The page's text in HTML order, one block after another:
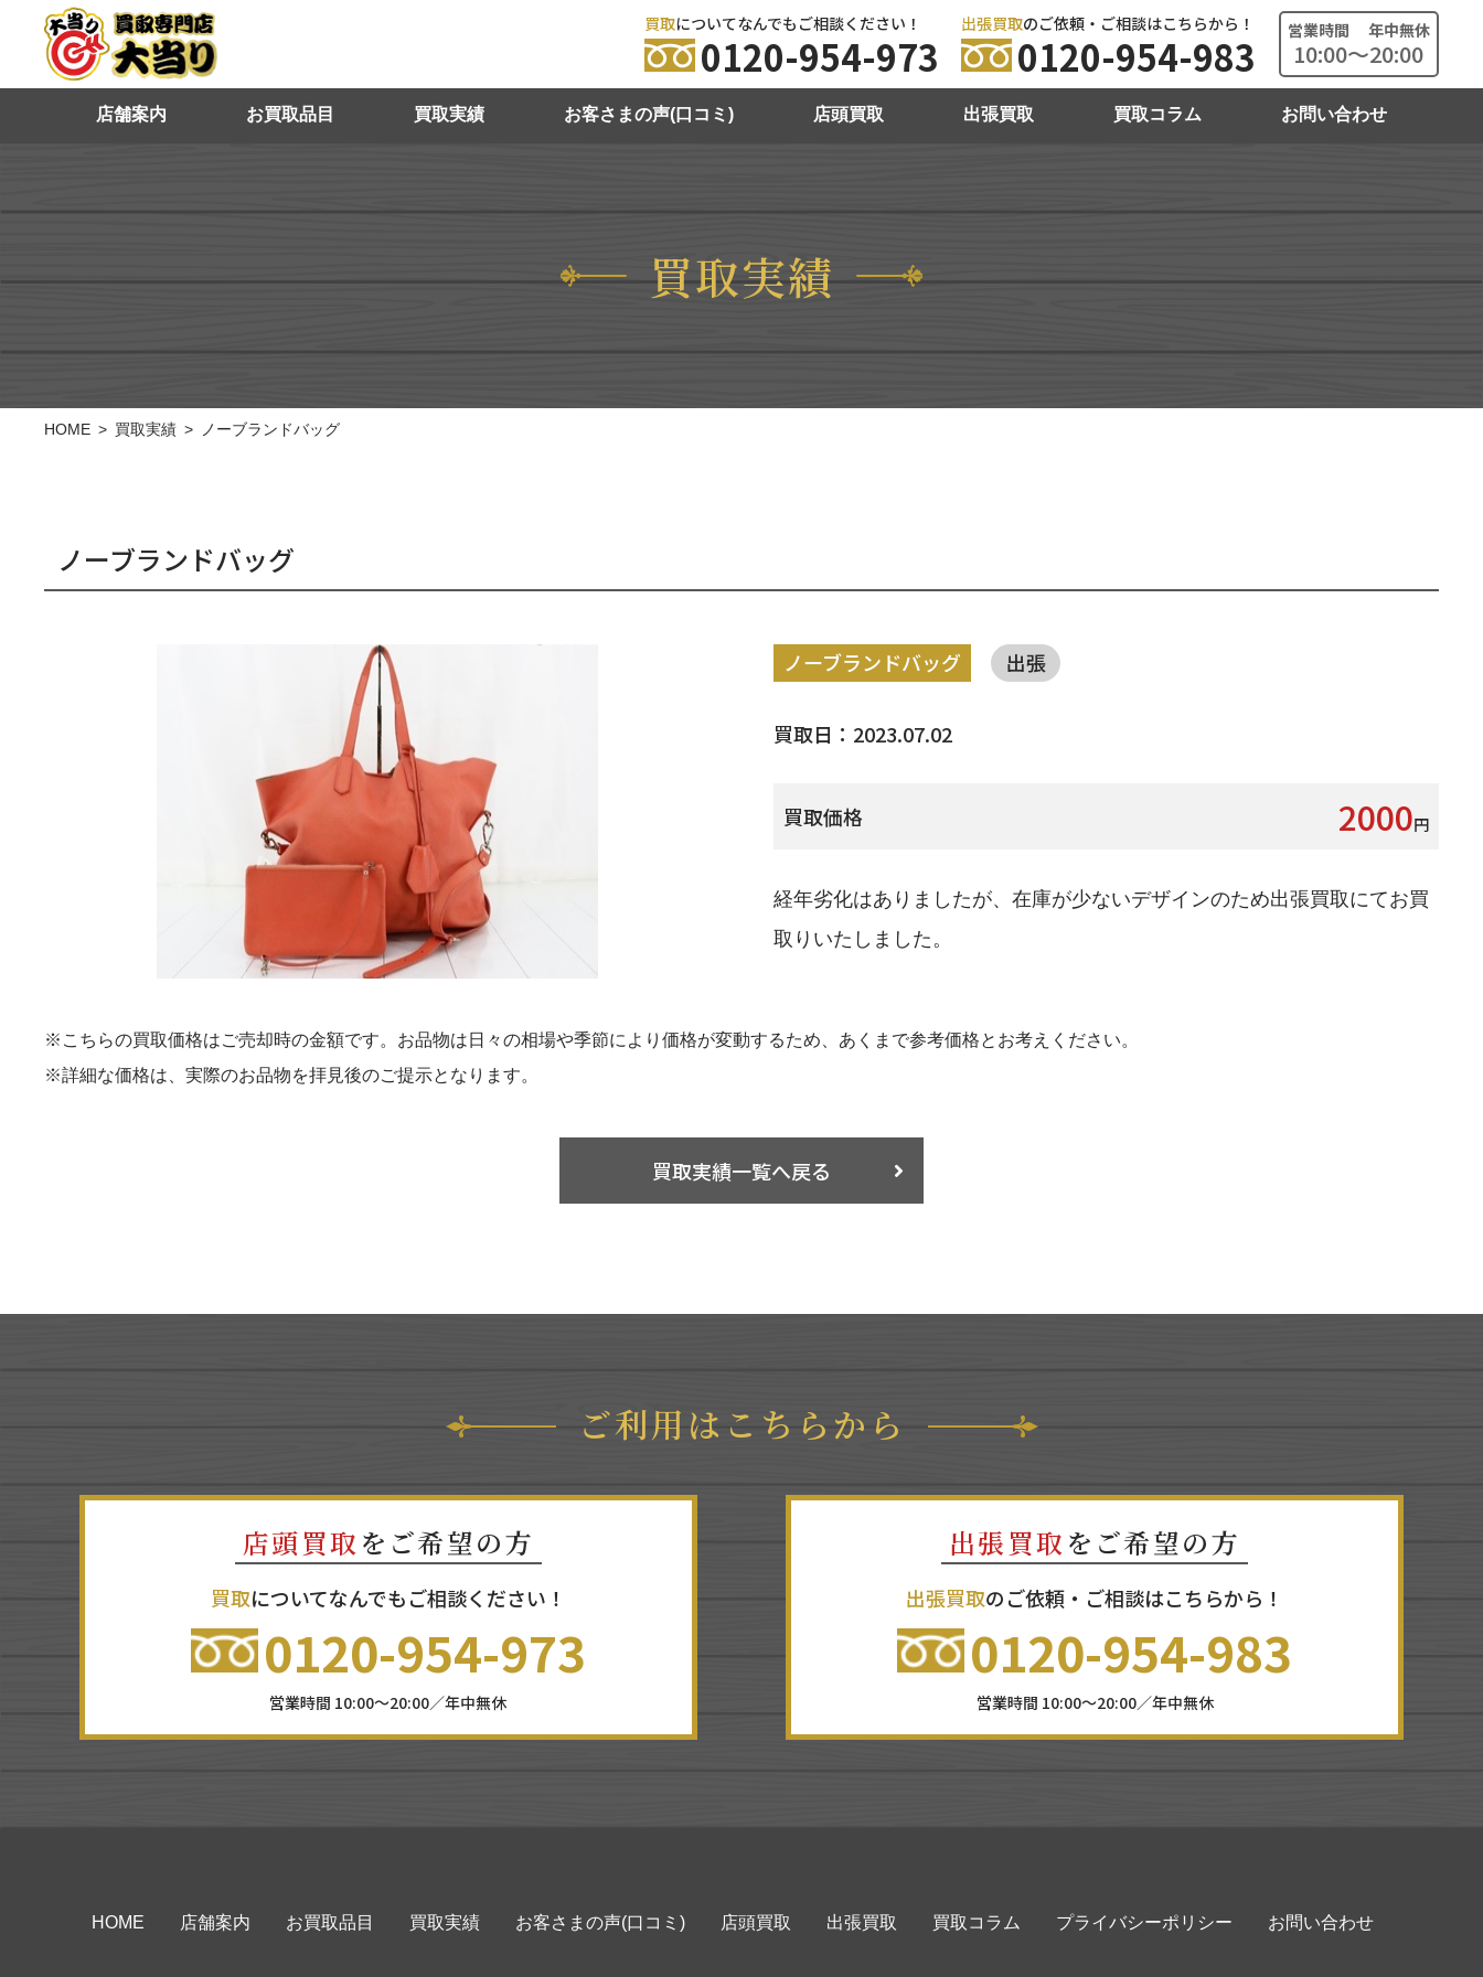
買取についてなんでもご相談ください！
0120-954-973
出張買取のご依頼・ご相談はこちらから！
0120-954-983
営業時間 年中無休
10:00～20:00
店舗案内 お買取品目 買取実績 お客さまの声(口コミ) 店頭買取 出張買取 買取コラム お問い合わせ
買取実績
HOME 買取実績 ノーブランドバッグ
ノーブランドバッグ
ノーブランドバッグ 出張
買取日：2023.07.02
買取価格 2000円
経年劣化はありましたが、在庫が少ないデザインのため出張買取にてお買
取りいたしました。
※こちらの買取価格はご売却時の金額です。お品物は日々の相場や季節により価格が変動するため、あくまで参考価格とお考えください。
※詳細な価格は、実際のお品物を拝見後のご提示となります。
買取実績一覧へ戻る
ご利用はこちらから
店頭買取をご希望の方
買取についてなんでもご相談ください！
0120-954-973
営業時間 10:00～20:00／年中無休
出張買取をご希望の方
出張買取のご依頼・ご相談はこちらから！
0120-954-983
営業時間 10:00～20:00／年中無休
HOME 店舗案内 お買取品目 買取実績 お客さまの声(口コミ) 店頭買取 出張買取 買取コラム プライバシーポリシー お問い合わせ